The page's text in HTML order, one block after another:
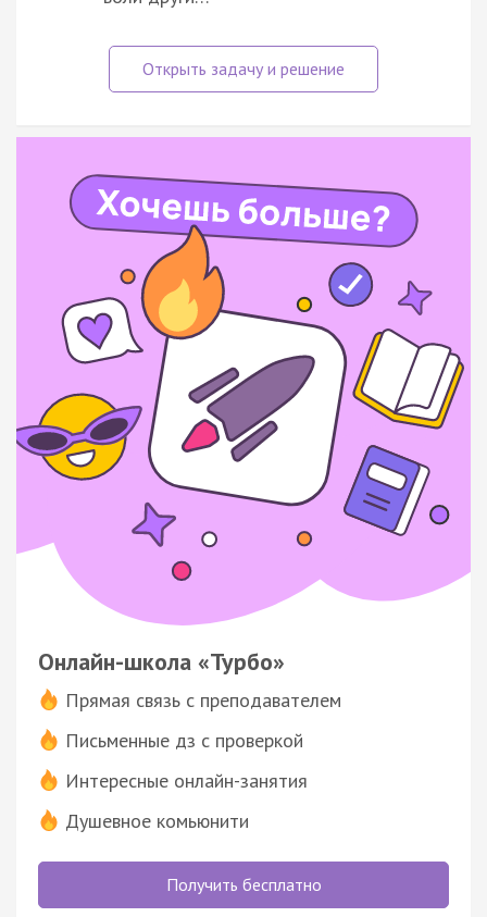
Онлайн-школа «Турбо»
Прямая связь с преподавателем
Письменные дз с проверкой
Интересные онлайн-занятия
Душевное комьюнити
Получить бесплатно